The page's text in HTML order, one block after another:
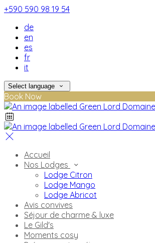
+590 590 98 19 54
de
en
es
fr
it
Select language
Book Now
Accueil
Nos Lodges
Lodge Citron
Lodge Mango
Lodge Abricot
Avis convives
Séjour de charme & luxe
Le Gild's
Moments cosy